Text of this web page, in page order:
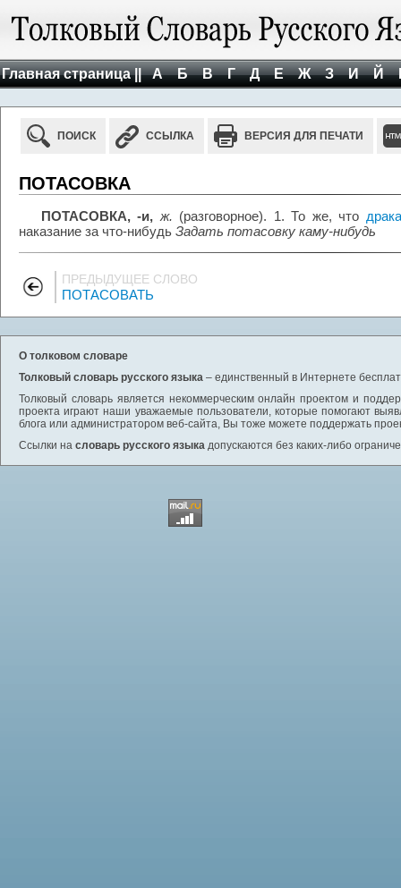
Главная страница || А Б В Г Д Е Ж З И Й
ПОИСК ССЫЛКА ВЕРСИЯ ДЛЯ ПЕЧАТИ
ПОТАСОВКА
ПОТАСОВКА, -и, ж. (разговорное). 1. То же, что драка
наказание за что-нибудь Задать потасовку каму-нибудь
ПРЕДЫДУЩЕЕ СЛОВО
ПОТАСОВАТЬ
О толковом словаре
Толковый словарь русского языка – единственный в Интернете
Толковый словарь является некоммерческим онлайн проектом и
проекта играют наши уважаемые пользователи, которые помогают
блога или администратором веб-сайта, Вы тоже можете поддержать
Ссылки на словарь русского языка допускаются без каких-либо